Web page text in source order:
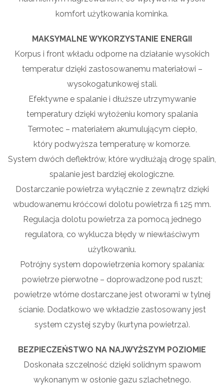
komfort użytkowania kominka.
MAKSYMALNE WYKORZYSTANIE ENERGII
Korpus i front wkładu odporne na działanie wysokich
temperatur dzięki zastosowanemu materiałowi –
wysokogatunkowej stali.
Efektywne e spalanie i dłuższe utrzymywanie
temperatury dzięki wyłożeniu komory spalania
Termotec – materiałem akumulującym ciepło,
który podwyższa temperaturę w komorze.
System dwóch deflektrów, które wydłużają drogę spalin,
spalanie jest bardziej ekologiczne.
Dostarczanie powietrza wyłącznie z zewnątrz dzięki
wbudowanemu króćcowi dolotu powietrza fi 125 mm.
Regulacja dolotu powietrza za pomocą jednego
regulatora, co wyklucza błędy w niewłaściwym
użytkowaniu.
Potrójny system dopowietrzenia komory spalania:
powietrze pierwotne – doprowadzone pod ruszt;
powietrze wtórne dostarczane jest otworami w tylnej
ścianie. Dodatkowo we wkładzie zastosowany jest
system czystej szyby (kurtyna powietrza).
BEZPIECZEŃSTWO NA NAJWYŻSZYM POZIOMIE
Doskonała szczelność dzięki solidnym spawom
wykonanym w osłonie gazu szlachetnego.